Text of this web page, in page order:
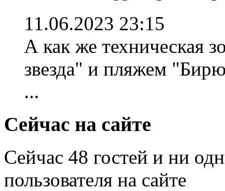
11.06.2023 23:15
А как же техническая
звезда" и пляжем
...
Сейчас на сайте
Сейчас 48 гостей и ни
пользователя на сайте